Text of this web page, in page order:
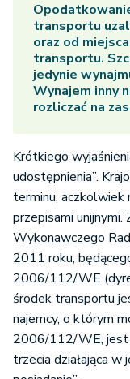
transportu
oraz od
transportu.
jedynie
Wynajem inny
rozliczać na
Krótkiego
udostępnienia”.
terminu, aczkolwiek
przepisami
Wykonawczego
2011 roku,
2006/112/WE
środek transportu
najemcy, o którym
2006/112/WE, jest
trzecia działająca w